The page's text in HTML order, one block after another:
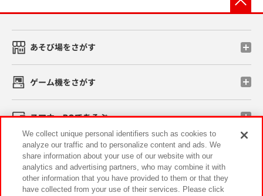
あそび場をさがす
ゲーム機をさがす
スマホ・PCであそぶ
イベント・キャンペーン
We collect unique personal identifiers such as cookies to
analyze our traffic and to personalize content and ads. We
share information about your use of our website with our
analytics and advertising partners, who may combine it with
other information that you have provided to them or that they
have collected from your use of their services. Please click